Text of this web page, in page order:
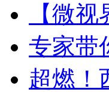
【微
专家带
超燃！